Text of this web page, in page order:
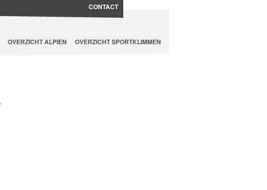
OVERZICHT ALPIEN OVERZICHT SPORTKLIMMEN
CONTACT